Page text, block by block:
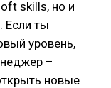
skills, но и
Если ты
уровень,
–
новые